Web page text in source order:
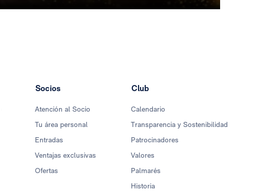
Socios
Atención al Socio
Tu área personal
Entradas
Ventajas exclusivas
Ofertas
Club
Calendario
Transparencia y Sostenibilidad
Patrocinadores
Valores
Palmarés
Historia